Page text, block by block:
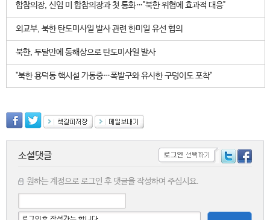
합참의장, 신임 미 합참의장과 첫 통화…"북한 위협에 효과적 대응"
외교부, 북한 탄도미사일 발사 관련 한미일 유선 협의
북한, 두달만에 동해상으로 탄도미사일 발사
"북한 용덕동 핵시설 가동중…폭발구와 유사한 구덩이도 포착"
소셜댓글
원하는 계정으로 로그인 후 댓글을 작성하여 주십시요.